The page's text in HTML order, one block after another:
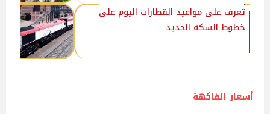
تعرف على مواعيد القطارات اليوم على
خطوط السكة الحديد
أسعار الفاكهة